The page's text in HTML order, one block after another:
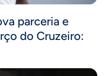
parceria e
do Cruzeiro: